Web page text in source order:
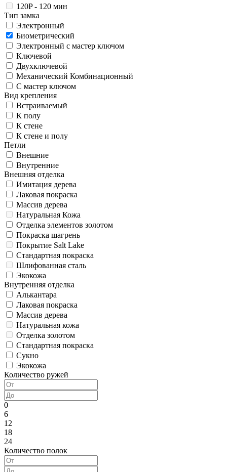
120P - 120 мин
Тип замка
Электронный
Биометрический
Электронный с мастер ключом
Ключевой
Двухключевой
Механический Комбинационный
С мастер ключом
Вид крепления
Встраиваемый
К полу
К стене
К стене и полу
Петли
Внешние
Внутренние
Внешняя отделка
Имитация дерева
Лаковая покраска
Массив дерева
Натуральная Кожа
Отделка элементов золотом
Покраска шагрень
Покрытие Salt Lake
Стандартная покраска
Шлифованная сталь
Экокожа
Внутренняя отделка
Алькантара
Лаковая покраска
Массив дерева
Натуральная кожа
Отделка золотом
Стандартная покраска
Сукно
Экокожа
Количество ружей
0
6
12
18
24
Количество полок